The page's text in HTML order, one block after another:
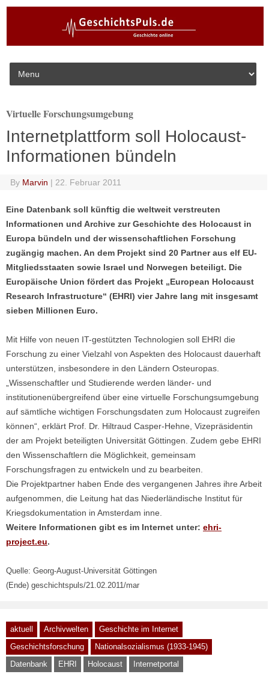
Skip to content
Virtuelle Forschungsumgebung
Internetplattform soll Holocaust-
Informationen bündeln
By Marvin | 22. Februar 2011
Eine Datenbank soll künftig die weltweit verstreuten
Informationen und Archive zur Geschichte des Holocaust in
Europa bündeln und der wissenschaftlichen Forschung
zugängig machen. An dem Projekt sind 20 Partner aus elf EU-
Mitgliedsstaaten sowie Israel und Norwegen beteiligt. Die
Europäische Union fördert das Projekt „European Holocaust
Research Infrastructure“ (EHRI) vier Jahre lang mit insgesamt
sieben Millionen Euro.
Mit Hilfe von neuen IT-gestützten Technologien soll EHRI die
Forschung zu einer Vielzahl von Aspekten des Holocaust dauerhaft
unterstützen, insbesondere in den Ländern Osteuropas.
„Wissenschaftler und Studierende werden länder- und
institutionenübergreifend über eine virtuelle Forschungsumgebung
auf sämtliche wichtigen Forschungsdaten zum Holocaust zugreifen
können“, erklärt Prof. Dr. Hiltraud Casper-Hehne, Vizepräsidentin
der am Projekt beteiligten Universität Göttingen. Zudem gebe EHRI
den Wissenschaftlern die Möglichkeit, gemeinsam
Forschungsfragen zu entwickeln und zu bearbeiten.
Die Projektpartner haben Ende des vergangenen Jahres ihre Arbeit
aufgenommen, die Leitung hat das Niederländische Institut für
Kriegsdokumentation in Amsterdam inne.
Weitere Informationen gibt es im Internet unter: ehri-
project.eu.
Quelle: Georg-August-Universität Göttingen
(Ende) geschichtspuls/21.02.2011/mar
aktuell Archivwelten
Geschichte im Internet
Geschichtsforschung
Nationalsozialismus (1933-1945)
Datenbank
EHRI Holocaust Internetportal